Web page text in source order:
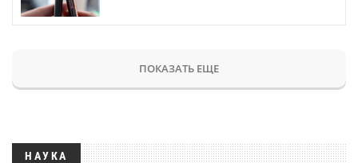
ПОКАЗАТЬ ЕЩЕ
НАУКА